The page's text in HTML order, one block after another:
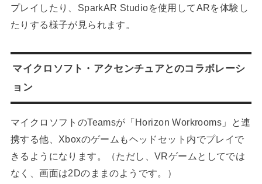
プレイしたり、SparkAR Studioを使用してARを体験し
たりする様子が見られます。
マイクロソフト・アクセンチュアとのコラボレーシ
ョン
マイクロソフトのTeamsが「Horizon Workrooms」と連
携する他、Xboxのゲームもヘッドセット内でプレイで
きるようになります。（ただし、VRゲームとしてでは
なく、画面は2Dのままのようです。）